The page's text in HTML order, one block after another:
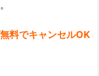
料でキャンセルOK